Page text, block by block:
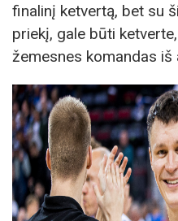
finalinį ketvertą, bet su
priekį, gale būti
žemesnes komandas iš